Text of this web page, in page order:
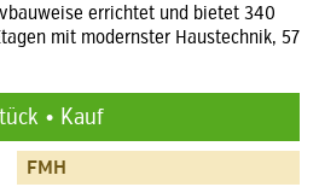
errichtet und bietet 340
mit modernster Haustechnik, 57
Kauf
FMH